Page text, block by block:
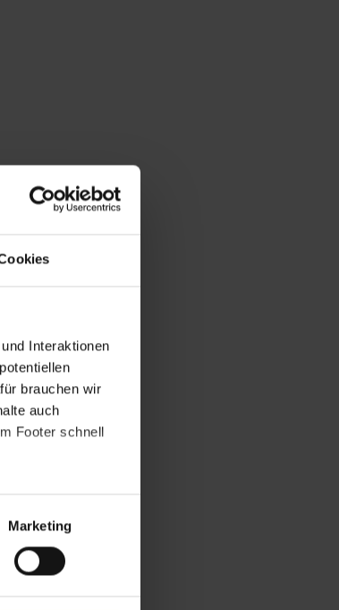
Interaktionen
brauchen wir
auch
Footer schnell
Marketing